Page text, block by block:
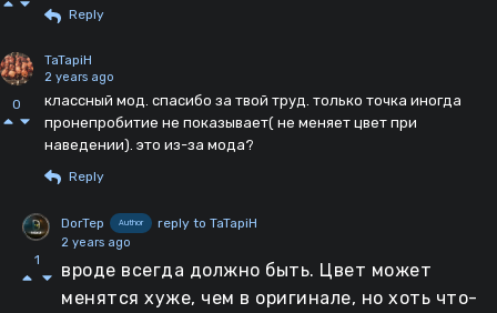
Reply
0
TaTapiH
2 years ago
классный мод. спасибо за твой труд. только точка иногда
пронепробитие не показывает( не меняет цвет при
наведении). это из-за мода?
Reply
1
DorTep Author reply to TaTapiH
2 years ago
вроде всегда должно быть. Цвет может
менятся хуже, чем в оригинале, но хоть что-